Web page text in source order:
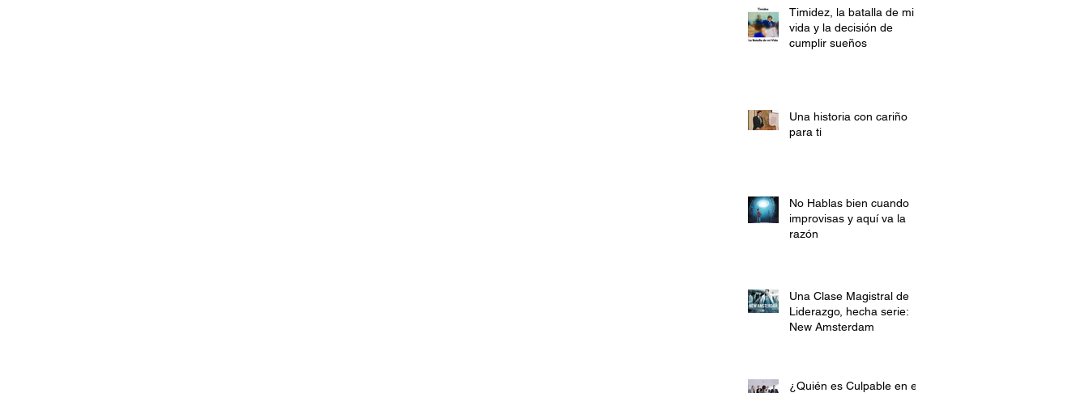
Timidez, la batalla de mi
vida y la decisión de
cumplir sueños
Una historia con cariño
para ti
No Hablas bien cuando
improvisas y aquí va la
razón
Una Clase Magistral de
Liderazgo, hecha serie:
New Amsterdam
¿Quién es Culpable en el